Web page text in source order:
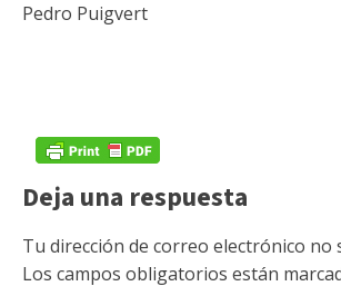
Pedro Puigvert
Deja una respuesta
Tu dirección de correo electrónico no
Los campos obligatorios están